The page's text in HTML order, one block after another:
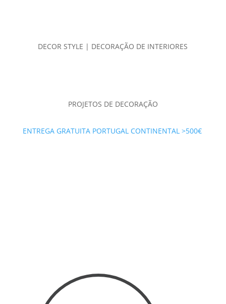
DECOR STYLE | DECORAÇÃO DE INTERIORES
PROJETOS DE DECORAÇÃO
ENTREGA GRATUITA PORTUGAL CONTINENTAL >500€